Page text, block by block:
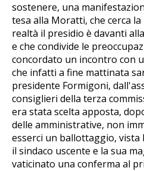
sostenere, una
tesa alla Moratti, che cerca
realtà il presidio è davanti
e che condivide le
concordato un incontro con
che infatti a fine mattinata
presidente Formigoni,
consiglieri della terza
era stata scelta apposta,
delle amministrative, non
esserci un ballottaggio, vista
il sindaco uscente e la sua
vaticinato una conferma al